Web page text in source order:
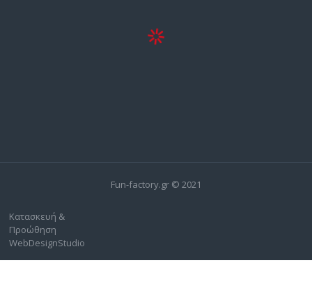
Fun-factory.gr © 2021
Κατασκευή &
Προώθηση
WebDesignStudio